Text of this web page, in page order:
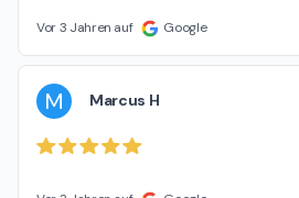
Vor 3 Jahren auf Google
M Marcus H